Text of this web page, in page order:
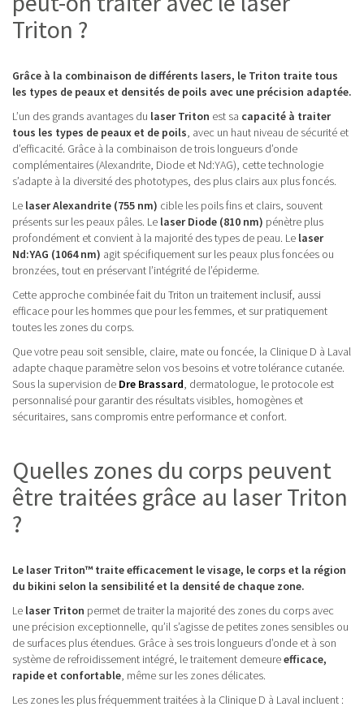
Triton ?
Grâce à la combinaison de différents lasers, le Triton traite tous
les types de peaux et densités de poils avec une précision adaptée.
L’un des grands avantages du laser Triton est sa capacité à traiter
tous les types de peaux et de poils, avec un haut niveau de sécurité et
d’efficacité. Grâce à la combinaison de trois longueurs d’onde
complémentaires (Alexandrite, Diode et Nd:YAG), cette technologie
s’adapte à la diversité des phototypes, des plus clairs aux plus foncés.
Le laser Alexandrite (755 nm) cible les poils fins et clairs, souvent
présents sur les peaux pâles. Le laser Diode (810 nm) pénètre plus
profondément et convient à la majorité des types de peau. Le laser
Nd:YAG (1064 nm) agit spécifiquement sur les peaux plus foncées ou
bronzées, tout en préservant l’intégrité de l’épiderme.
Cette approche combinée fait du Triton un traitement inclusif, aussi
efficace pour les hommes que pour les femmes, et sur pratiquement
toutes les zones du corps.
Que votre peau soit sensible, claire, mate ou foncée, la Clinique D à Laval
adapte chaque paramètre selon vos besoins et votre tolérance cutanée.
Sous la supervision de Dre Brassard, dermatologue, le protocole est
personnalisé pour garantir des résultats visibles, homogènes et
sécuritaires, sans compromis entre performance et confort.
Quelles zones du corps peuvent
être traitées grâce au laser Triton
?
Le laser Triton™ traite efficacement le visage, le corps et la région
du bikini selon la sensibilité et la densité de chaque zone.
Le laser Triton permet de traiter la majorité des zones du corps avec
une précision exceptionnelle, qu’il s’agisse de petites zones sensibles ou
de surfaces plus étendues. Grâce à ses trois longueurs d’onde et à son
système de refroidissement intégré, le traitement demeureefficace,
rapide et confortable, même sur les zones délicates.
Les zones les plus fréquemment traitées à la Clinique D à Laval incluent :